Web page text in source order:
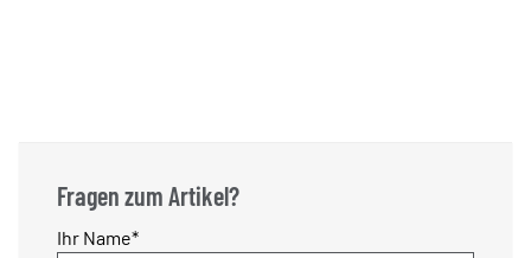
Fragen zum Artikel?
Pflichtfeld
Ihr Name*